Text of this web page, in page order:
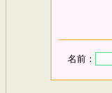
名前：